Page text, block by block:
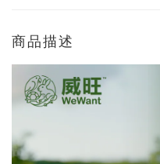
商品描述